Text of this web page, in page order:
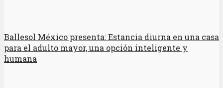
Ballesol México presenta: Estancia diurna en una casa
para el adulto mayor, una opción inteligente y
humana